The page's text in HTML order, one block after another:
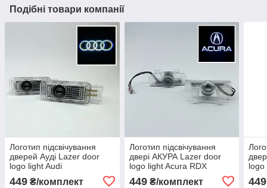
Подібні товари компанії
Логотип підсвічування
дверей Ауді Lazer door
logo light Audi
449 ₴/комплект
Логотип підсвічування
двері АКУРА Lazer door
logo light Acura RDX
449₴/комплект
logo
449